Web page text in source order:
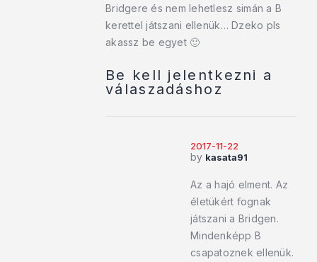
Bridgere és nem lehetlesz simán a B
kerettel játszani ellenük… Dzeko pls
akassz be egyet 🙂
Be kell jelentkezni a
válaszadáshoz
2017-11-22
by kasata91
Az a hajó elment. Az
életükért fognak
játszani a Bridgen.
Mindenképp B
csapatoznek ellenük.